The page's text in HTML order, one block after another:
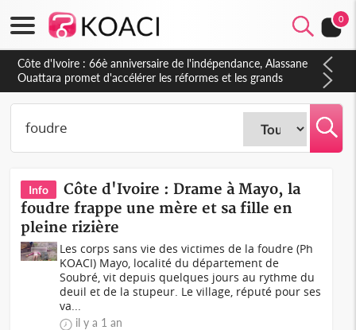
0
Côte d'Ivoire : À Abidjan, Amadou Oury Bah admire le modèle
ivoirien et veut s'en inspirer pour accélérer le développement
de la Guinée
Info
Côte d'Ivoire : Drame à Mayo, la
foudre frappe une mère et sa fille en
pleine rizière
Les corps sans vie des victimes de la foudre (Ph
KOACI) Mayo, localité du département de
Soubré, vit depuis quelques jours au rythme du
deuil et de la stupeur. Le village, réputé pour ses
va...
il y a 1 an